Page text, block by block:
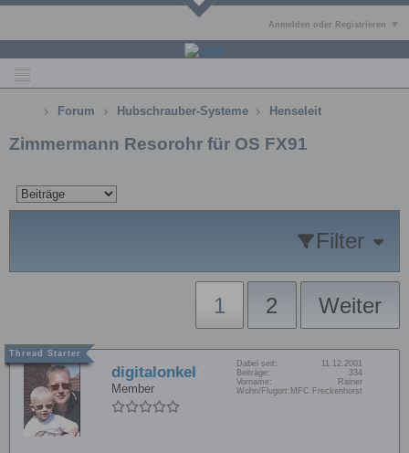
Anmelden oder Registrieren
Forum Hubschrauber-Systeme Henseleit
Zimmermann Resorohr für OS FX91
Filter
1 2 Weiter
digitalonkel
Member
Dabei seit:
11.12.2001
Beiträge:
334
Vorname:
Rainer
Wohn/Flugort: MFC Freckenhorst